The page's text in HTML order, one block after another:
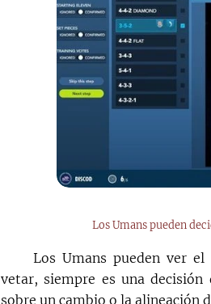
Los Umans pueden
Los Umans pueden ver
vetar, siempre es una
sobre un cambio o la alineación